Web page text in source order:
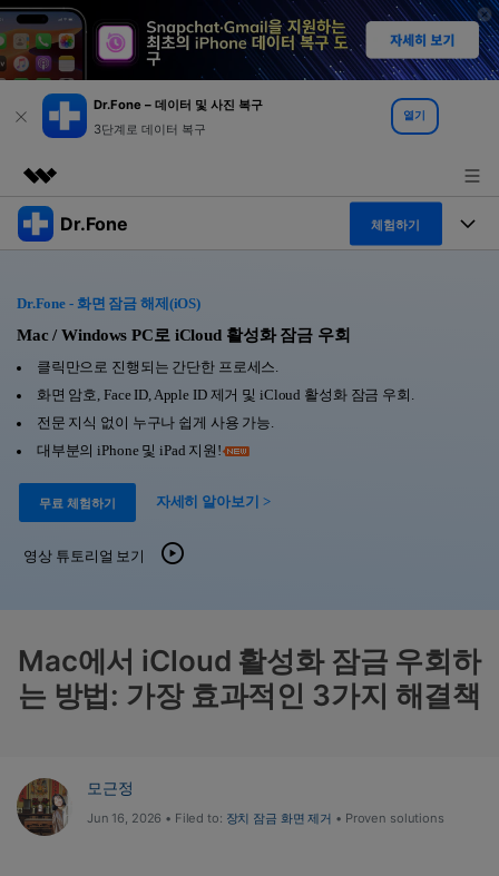
Dr.Fone – 데이터 및 사진 복구
3단계로 데이터 복구
열기
주요 제품
유틸리티
회사 소개
뉴스룸
플랜 및 가격
도움말 센터
Dr.Fone 체험하기
특징
Dr.Fone Basic
폴 툴킷 보기 >
프로그램
탐색 및 발견
닥터폰 하이라이트 살펴보기
사용 방법은 무엇입니까?
리소스
공식 설치 파일 및 최신 버전 업데이트를 제공
리소스 허브
사용 가이드
🔓️온라인 잠금 해제
iOS26 다운그레이드
검색하기
Dr.Fone - 화면 잠금 해제(iOS)
Mac / Windows PC로 iCloud 활성화 잠금 우회
클릭만으로 진행되는 간단한 프로세스.
화면 암호, Face ID, Apple ID 제거 및 iCloud 활성화 잠금 우회.
전문 지식 없이 누구나 쉽게 사용 가능.
대부분의 iPhone 및 iPad 지원!
무료 체험하기 자세히 알아보기 >
영상 튜토리얼 보기
Mac에서 iCloud 활성화 잠금 우회하
는 방법: 가장 효과적인 3가지 해결책
모근정
Jun 16, 2026 • Filed to: 장치 잠금 화면 제거 • Proven solutions